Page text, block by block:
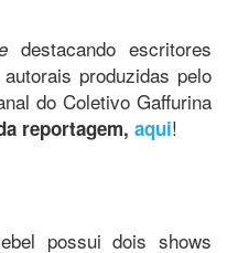
destacando escritores
produzidas pelo
do Coletivo Gaffurina
reportagem, aqui!
possui dois shows